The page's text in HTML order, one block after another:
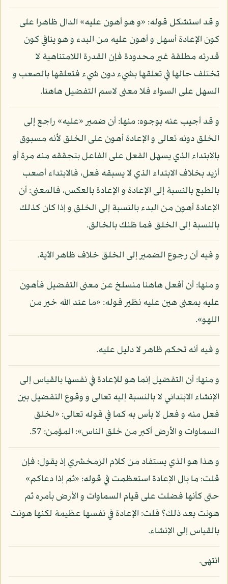
و قد استشكل قوله: «و هو أهون عليه» الدال ظاهرا على
كون الإعادة أسهل و أهون عليه من البدء و هو ينافي كون
قدرته مطلقة غير محدودة فإن القدرة اللامتناهية لا
تختلف حالها في تعلقها بشيء دون شيء فتعلقها بالصعب و
السهل على السواء فلا معنى لاسم التفضيل هاهنا.
و قد أجيب عنه بوجوه: منها: أن ضمير «عليه» راجع إلى
الخلق دونه تعالى و الإعادة أهون على الخلق لأنه مسبوق
بالابتداء الذي يسهل الفعل على الفاعل بتحققه منه مرة أو
أزيد بخلاف الابتداء الذي لا يسبقه فعل، فالابتداء أصعب
بالطبع بالنسبة إلى الإعادة و الإعادة بالعكس، فالمعنى: أن
الإعادة أهون من البدء بالنسبة إلى الخلق و إذا كان كذلك
بالنسبة إلى الخلق فما ظنك بالخالق.
و فيه أن رجوع الضمير إلى الخلق خلاف ظاهر الآية.
و منها: أن أفعل هاهنا منسلخ عن معنى التفضيل فأهون
عليه بمعنى هين عليه نظير قوله: «ما عند الله خير من
اللهو».
و فيه أنه تحكم ظاهر لا دليل عليه.
و منها: أن التفضيل إنما هو للإعادة في نفسها بالقياس إلى
الإنشاء الابتدائي لا بالنسبة إليه تعالى و وقوع التفضيل بين
فعل منه و فعل لا بأس به كما في قوله تعالى: «لخلق
السماوات و الأرض أكبر من خلق الناس»: المؤمن: 57.
و هذا هو الذي يستفاد من كلام الزمخشري إذ يقول: فإن
قلت: ما بال الإعادة استعظمت في قوله: «ثم إذا دعاكم»
حتى كأنها فضلت على قيام السماوات و الأرض بأمره ثم
هونت بعد ذلك؟ قلت: الإعادة في نفسها عظيمة لكنها هونت
بالقياس إلى الإنشاء.
انتهى.